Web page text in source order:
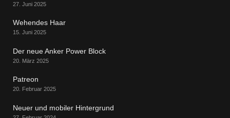
27. Juni 2025
Wehendes Haar
15. Juni 2025
Der neue Anker Power Block
20. März 2025
Patreon
20. Februar 2025
Neuer und mobiler Hintergrund